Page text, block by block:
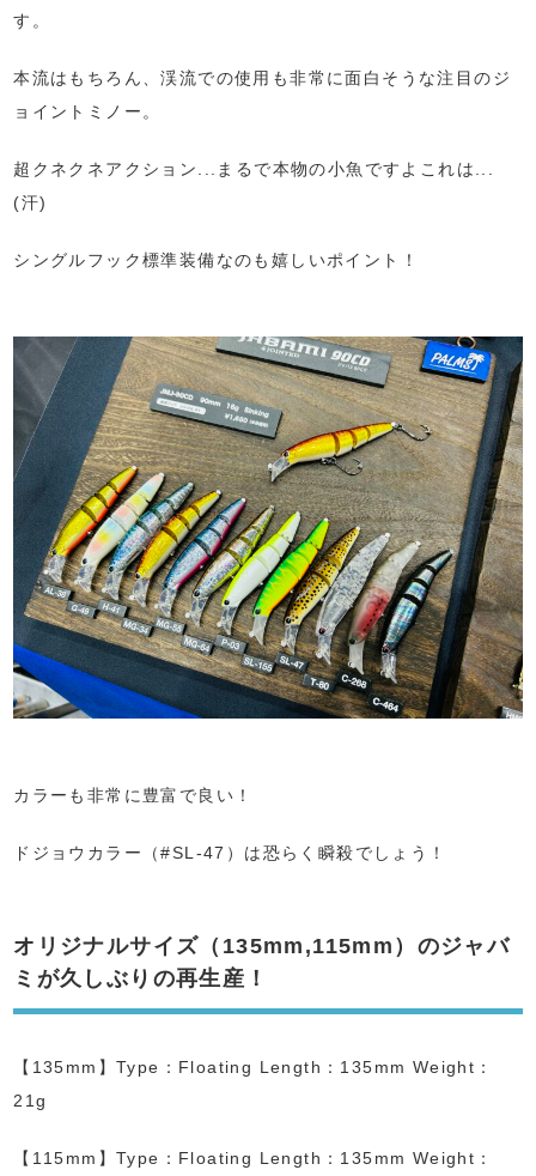
す。
本流はもちろん、渓流での使用も非常に面白そうな注目のジ
ョイントミノー。
超クネクネアクション...まるで本物の小魚ですよこれは...
(汗)
シングルフック標準装備なのも嬉しいポイント！
カラーも非常に豊富で良い！
ドジョウカラー（#SL-47）は恐らく瞬殺でしょう！
オリジナルサイズ（135mm,115mm）のジャバ
ミが久しぶりの再生産！
【135mm】Type：Floating Length：135mm Weight：
21g
【115mm】Type：Floating Length：135mm Weight：